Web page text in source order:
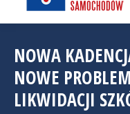
NOWA
NOWE
LIKWIDACJI